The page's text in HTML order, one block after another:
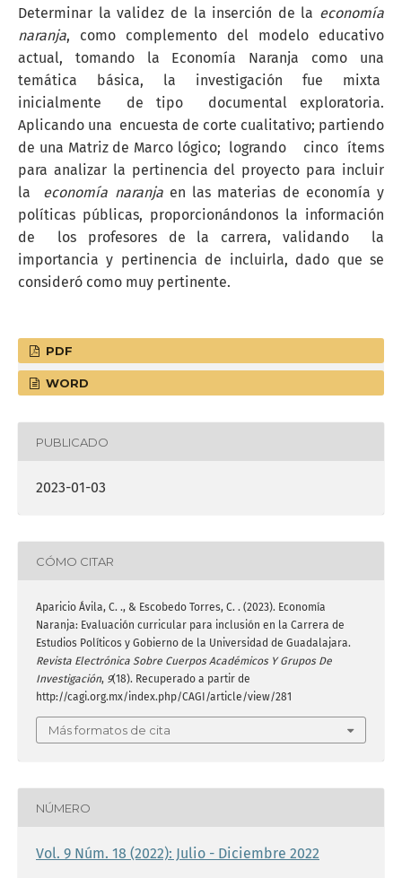
Determinar la validez de la inserción de la economía
naranja, como complemento del modelo educativo
actual, tomando la Economía Naranja como una
temática básica, la investigación fue mixta
inicialmente de tipo documental exploratoria.
Aplicando una encuesta de corte cualitativo; partiendo
de una Matriz de Marco lógico; logrando cinco ítems
para analizar la pertinencia del proyecto para incluir
la economía naranjaen las materias de economía y
políticas públicas, proporcionándonos la información
de los profesores de la carrera, validando la
importancia y pertinencia de incluirla, dado que se
consideró como muy pertinente.
PDF
WORD
PUBLICADO
2023-01-03
CÓMO CITAR
Aparicio Ávila, C. ., & Escobedo Torres, C. . (2023). Economía
Naranja: Evaluación curricular para inclusión en la Carrera de
Estudios Políticos y Gobierno de la Universidad de Guadalajara.
Revista Electrónica Sobre Cuerpos Académicos Y Grupos De
Investigación, 9(18). Recuperado a partir de
http://cagi.org.mx/index.php/CAGI/article/view/281
Más formatos de cita
NÚMERO
Vol. 9 Núm. 18 (2022): Julio - Diciembre 2022